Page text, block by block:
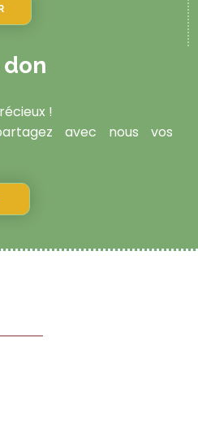
don
!
avec nous vos